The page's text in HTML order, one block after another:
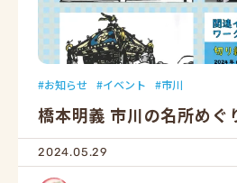
お知らせ イベント 市川
橋本明義 市川の名所めぐ
2024.05.29